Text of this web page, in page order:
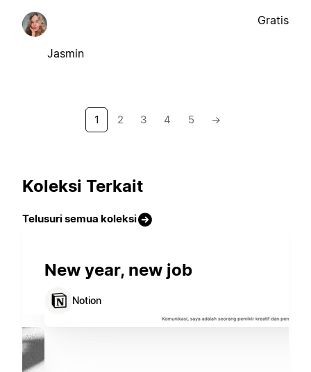
Jasmin
Gratis
1 2 3 4 5 →
Koleksi Terkait
Telusuri semua koleksi
New year, new job
Notion